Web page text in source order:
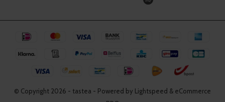
© Copyright 2026 - tastea - Powered by Lightspeed & eCommerce